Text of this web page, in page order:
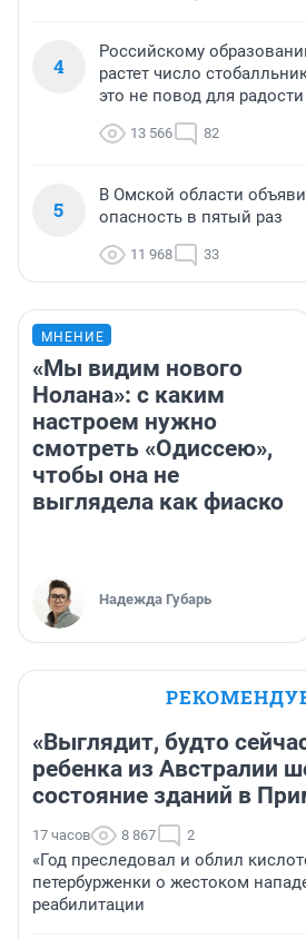
4
Российскому
растет число
это не повод для радости
13 566 82
5
В Омской области
опасность в пятый раз
11 968 33
МНЕНИЕ
«Мы видим нового
Нолана»: с каким
настроем нужно
смотреть «Одиссею»,
чтобы она не
выглядела как фиаско
Надежда Губарь
«Выглядит, будто
ребенка из Австралии
состояние зданий в
17 часов 8 867 2
«Год преследовал и облил
петербурженки о жестоком
реабилитации